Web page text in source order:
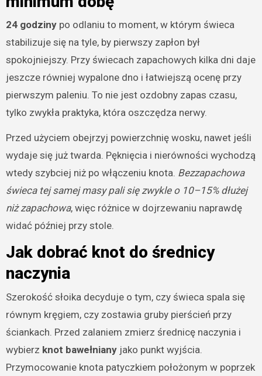
24 godzinypo odlaniu to moment, w którym świeca
stabilizuje się na tyle, by pierwszy zapłon był
spokojniejszy. Przy świecach zapachowych kilka dni daje
jeszcze równiej wypalone dno i łatwiejszą ocenę przy
pierwszym paleniu. To nie jest ozdobny zapas czasu,
tylko zwykła praktyka, która oszczędza nerwy.
Przed użyciem obejrzyj powierzchnię wosku, nawet jeśli
wydaje się już twarda. Pęknięcia i nierówności wychodzą
wtedy szybciej niż po włączeniu knota. Bezzapachowa
świeca tej samej masy pali się zwykle o 10–15% dłużej
niż zapachowa, więc różnice w dojrzewaniu naprawdę
widać później przy stole.
Jak dobrać knot do średnicy
naczynia
Szerokość słoika decyduje o tym, czy świeca spala się
równym kręgiem, czy zostawia gruby pierścień przy
ściankach. Przed zalaniem zmierz średnicę naczynia i
wybierz knot bawełnianyjako punkt wyjścia.
Przymocowanie knota patyczkiem położonym w poprzek